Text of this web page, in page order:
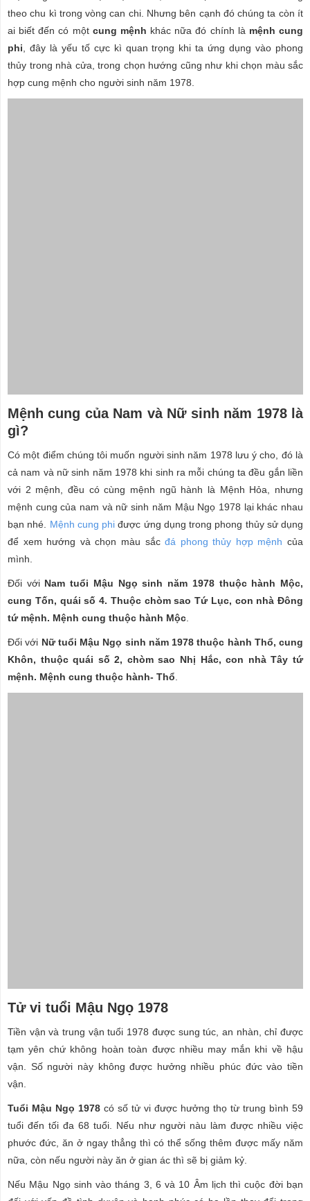
theo chu kì trong vòng can chi. Nhưng bên cạnh đó chúng ta còn ít
ai biết đến có một cung mệnh khác nữa đó chính là mệnh cung
phi , đây là yếu tố cực kì quan trọng khi ta ứng dụng vào phong
thủy trong nhà cửa, trong chọn hướng cũng như khi chọn màu sắc
hợp cung mệnh cho người sinh năm 1978.
Mệnh cung của Nam và Nữ sinh năm 1978 là
gì?
Có một điểm chúng tôi muốn người sinh năm 1978 lưu ý cho, đó là
cả nam và nữ sinh năm 1978 khi sinh ra mỗi chúng ta đều gắn liền
với 2 mệnh, đều có cùng mệnh ngũ hành là Mệnh Hỏa, nhưng
mệnh cung của nam và nữ sinh năm Mậu Ngọ 1978 lại khác nhau
bạn nhé. Mệnh cung phi được ứng dụng trong phong thủy sử dụng
để xem hướng và chọn màu sắcđá phong thủy hợp mệnh của
mình.
Đối với Nam tuổi Mậu Ngọ sinh năm 1978 thuộc hành Mộc,
cung Tốn, quái số 4. Thuộc chòm sao Tứ Lục, con nhà Đông
tứ mệnh. Mệnh cung thuộc hành Mộc
Đối với Nữ tuổi Mậu Ngọ sinh năm 1978 thuộc hành Thổ, cung
Khôn, thuộc quái số 2, chòm sao Nhị Hắc, con nhà Tây tứ
mệnh. Mệnh cung thuộc hành- Thổ
Tử vi tuổi Mậu Ngọ 1978
Tiền vận và trung vận tuổi 1978 được sung túc, an nhàn, chỉ được
tạm yên chứ không hoàn toàn được nhiều may mắn khi về hậu
vận. Số người này không được hưởng nhiều phúc đức vào tiền
vận.
Tuổi Mậu Ngọ 1978 có số tử vi được hưởng thọ từ trung bình 59
tuổi đến tối đa 68 tuổi. Nếu như người nàu làm được nhiều việc
phước đức, ăn ở ngay thẳng thì có thể sống thêm được mấy năm
nữa, còn nếu người này ăn ở gian ác thì sẽ bị giảm kỷ.
Nếu Mậu Ngọ sinh vào tháng 3, 6 và 10 Âm lịch thì cuộc đời bạn